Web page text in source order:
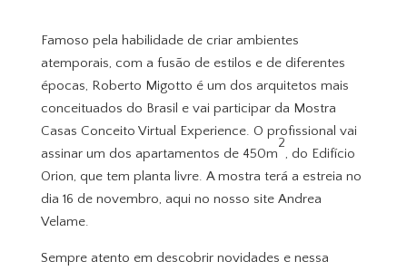
Famoso pela habilidade de criar ambientes
atemporais, com a fusão de estilos e de diferentes
épocas, Roberto Migotto é um dos arquitetos mais
conceituados do Brasil e vai participar da Mostra
Casas Conceito Virtual Experience. O profissional vai
assinar um dos apartamentos de 450m
2
, do Edifício
Orion, que tem planta livre. A mostra terá a estreia no
dia 16 de novembro, aqui no nosso site Andrea
Velame.
Sempre atento em descobrir novidades e nessa